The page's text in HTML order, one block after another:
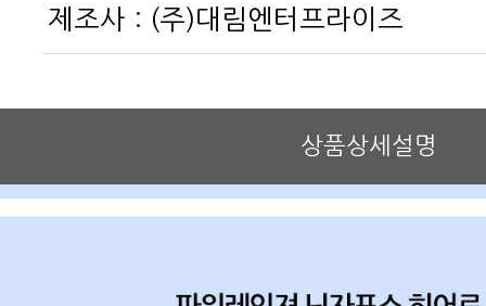
제조사 : (주)대림엔터프라이즈
상품상세설명